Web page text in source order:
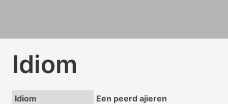
Idiom
Idiom
Een peerd ajieren